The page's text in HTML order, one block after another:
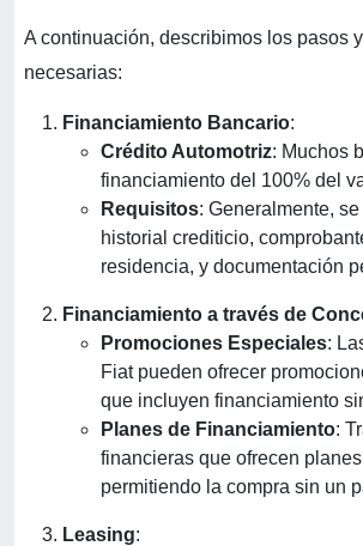
A continuación, describimos los pasos
necesarias:
Financiamiento Bancario:
Crédito Automotriz: Muchos
financiamiento del 100% del
Requisitos: Generalmente,
historial crediticio,
residencia, y documentación
Financiamiento a través de
Promociones Especiales:
Fiat pueden ofrecer
que incluyen financiamiento
Planes de Financiamiento:
financieras que ofrecen
permitiendo la compra sin un
Leasing: